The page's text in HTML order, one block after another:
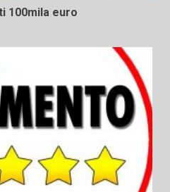
100mila euro